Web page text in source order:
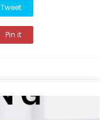
Tweet
Pin it